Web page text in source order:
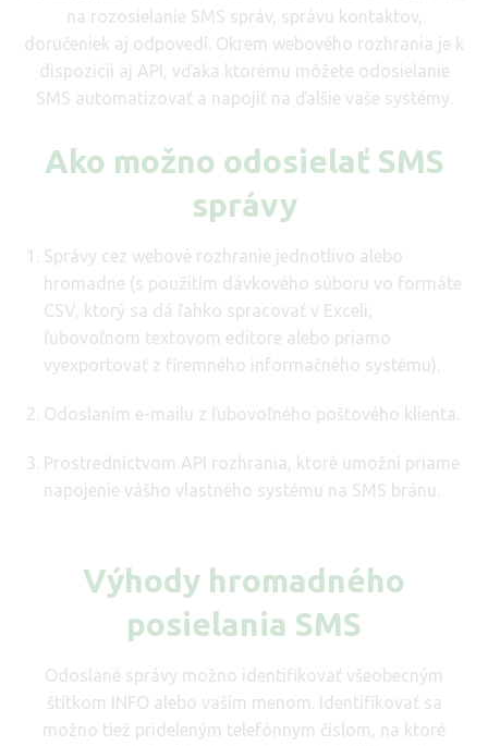
na rozosielanie SMS správ, správu kontaktov,
doručeniek aj odpovedí. Okrem webového rozhrania je k
dispozícii aj API, vďaka ktorému môžete odosielanie
SMS automatizovať a napojiť na ďalšie vaše systémy.
Ako možno odosielať SMS
správy
Správy cez webové rozhranie jednotlivo alebo
hromadne (s použitím dávkového súboru vo formáte
CSV, ktorý sa dá ľahko spracovať v Exceli,
ľubovoľnom textovom editore alebo priamo
vyexportovať z firemného informačného systému).
Odoslaním e-mailu z ľubovoľného poštového klienta.
Prostredníctvom API rozhrania, ktoré umožní priame
napojenie vášho vlastného systému na SMS bránu.
Výhody hromadného
posielania SMS
Odoslané správy možno identifikovať všeobecným
štítkom INFO alebo vaším menom. Identifikovať sa
možno tiež prideleným telefónnym číslom, na ktoré